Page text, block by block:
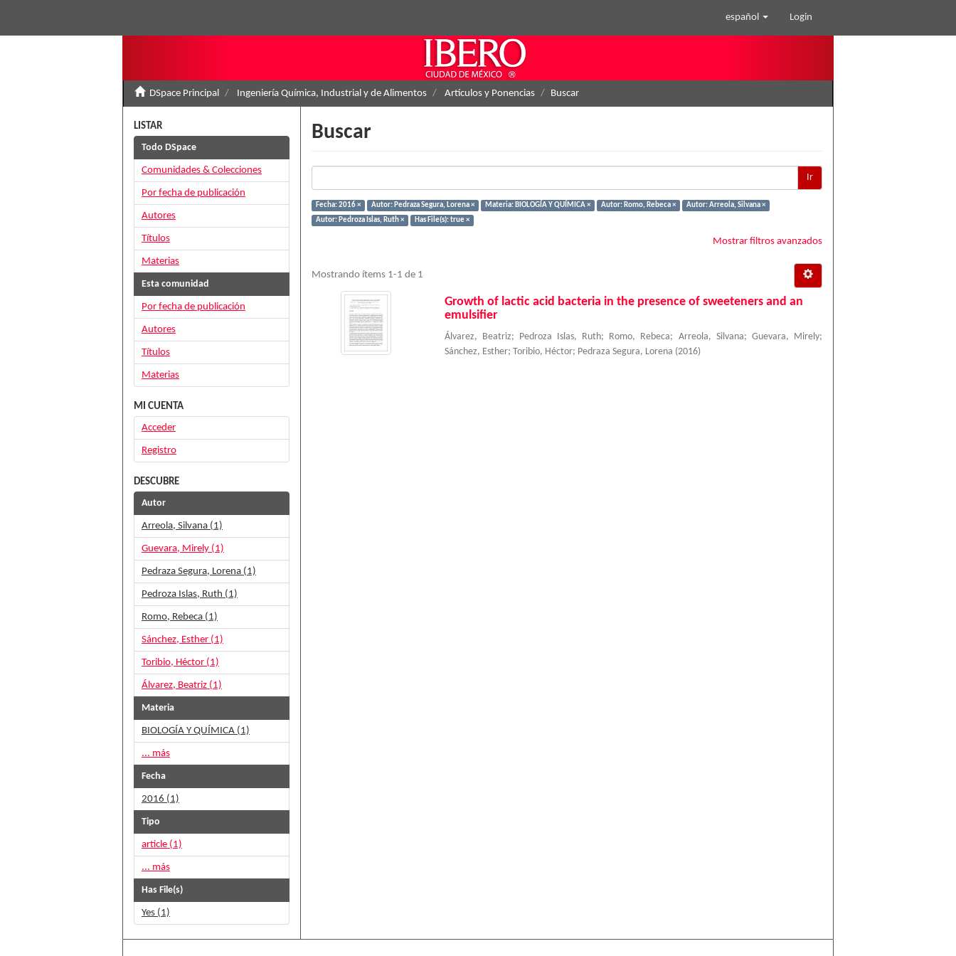
español Login
DSpace Principal Ingeniería Química, Industrial y de Alimentos Artículos y Ponencias Buscar
Buscar
Ir
Fecha: 2016 × Autor: Pedraza Segura, Lorena × Materia: BIOLOGÍA Y QUÍMICA × Autor: Romo, Rebeca ×
Autor: Arreola, Silvana ×
Autor: Pedroza Islas, Ruth ×
Has File(s): true ×
Mostrar filtros avanzados
Mostrando ítems 1-1 de 1
Growth of lactic acid bacteria in the presence of sweeteners and an
emulsifier
Álvarez, Beatriz; Pedroza Islas, Ruth; Romo, Rebeca; Arreola, Silvana; Guevara, Mirely;
Sánchez, Esther; Toribio, Héctor; Pedraza Segura, Lorena (2016)
LISTAR
Todo DSpace
Comunidades & Colecciones
Por fecha de publicación
Autores
Títulos
Materias
Esta comunidad
Por fecha de publicación
Autores
Títulos
Materias
MI CUENTA
Acceder
Registro
DESCUBRE
Autor
Arreola, Silvana (1)
Guevara, Mirely (1)
Pedraza Segura, Lorena (1)
Pedroza Islas, Ruth (1)
Romo, Rebeca (1)
Sánchez, Esther (1)
Toribio, Héctor (1)
Álvarez, Beatriz (1)
Materia
BIOLOGÍA Y QUÍMICA (1)
... más
Fecha
2016 (1)
Tipo
article (1)
... más
Has File(s)
Yes (1)